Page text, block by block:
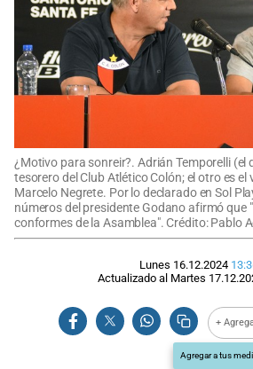
¿Motivo para sonreir?. Adrián Temporelli (el
tesorero del Club Atlético Colón; el otro es
Marcelo Negrete. Por lo declarado en Sol
números del presidente Godano afirmó que
conformes de la Asamblea". Crédito: Pablo
Lunes 16.12.2024
Actualizado al Martes
+
Agregar a tus